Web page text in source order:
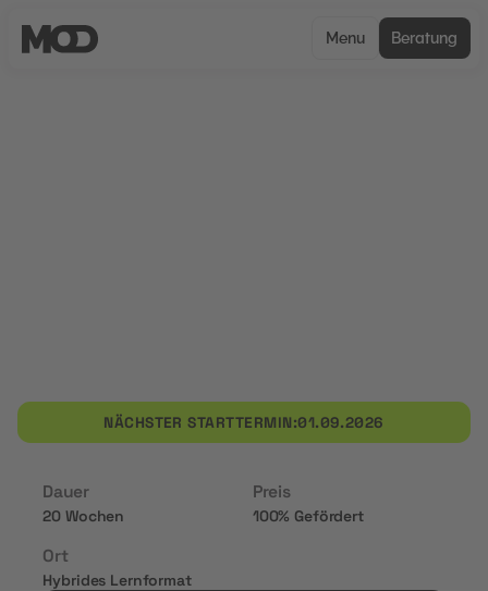
Menu Beratung
NÄCHSTER STARTTERMIN:01.09.2026
Dauer
20 Wochen
Preis
100% Gefördert
Ort
Hybrides Lernformat